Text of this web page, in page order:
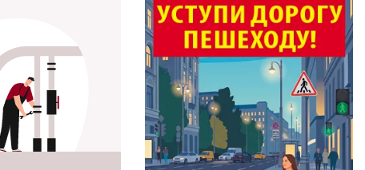
13:00
У нижегородских абитуриентов стали
популярны инженерные направления
12:48
Как помощь людям стала главным делом
жизни для нижегородской студентки
12:47